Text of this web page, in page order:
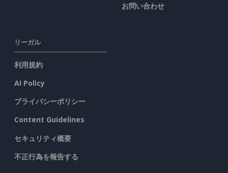
お問い合わせ
リーガル
利用規約
AI Policy
プライバシーポリシー
Content Guidelines
セキュリティ概要
不正行為を報告する